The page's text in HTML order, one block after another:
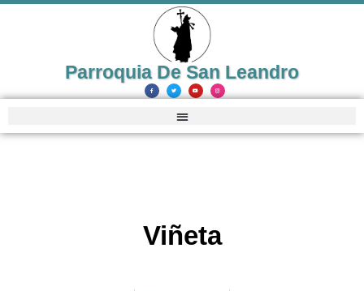
Parroquia De San Leandro
Viñeta